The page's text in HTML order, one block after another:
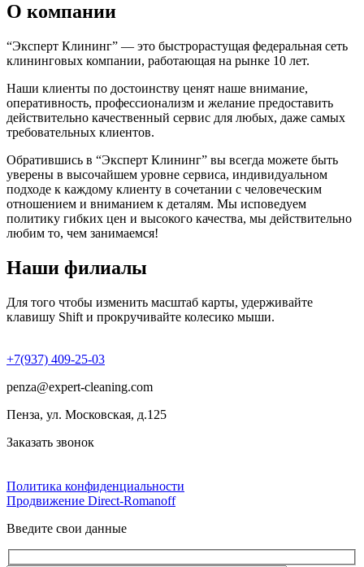
О компании
“Эксперт Клининг” — это быстрорастущая федеральная сеть
клининговых компании, работающая на рынке 10 лет.
Наши клиенты по достоинству ценят наше внимание,
оперативность, профессионализм и желание предоставить
действительно качественный сервис для любых, даже самых
требовательных клиентов.
Обратившись в “Эксперт Клининг” вы всегда можете быть
уверены в высочайшем уровне сервиса, индивидуальном
подходе к каждому клиенту в сочетании с человеческим
отношением и вниманием к деталям. Мы исповедуем
политику гибких цен и высокого качества, мы действительно
любим то, чем занимаемся!
Наши филиалы
Для того чтобы изменить масштаб карты, удерживайте
клавишу Shift и прокручивайте колесико мыши.
+7(937) 409-25-03
penza@expert-cleaning.com
Пенза, ул. Московская, д.125
Заказать звонок
Политика конфиденциальности
Продвижение Direct‑Romanoff
Введите свои данные